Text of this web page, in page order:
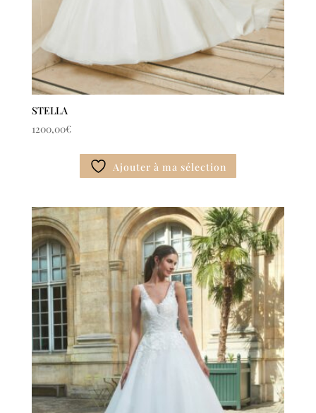
STELLA
1200,00€
Ajouter à ma sélection